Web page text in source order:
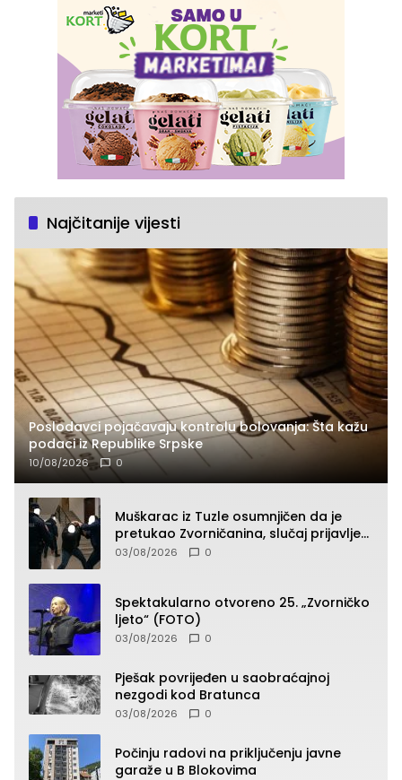
Najčitanije vijesti
Poslodavci pojačavaju kontrolu bolovanja: Šta kažu
podaci iz Republike Srpske
10/08/2026 0
Muškarac iz Tuzle osumnjičen da je
pretukao Zvorničanina, slučaj prijavljen
tužilaštvu
03/08/2026 0
Spektakularno otvoreno 25. „Zvorničko
ljeto“ (FOTO)
03/08/2026 0
Pješak povrijeđen u saobraćajnoj
nezgodi kod Bratunca
03/08/2026 0
Počinju radovi na priključenju javne
garaže u B Blokovima